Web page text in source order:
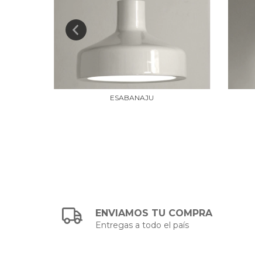
ESABANAJU
ENVIAMOS TU COMPRA
Entregas a todo el país